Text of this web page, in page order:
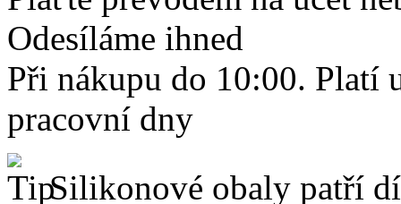
Odesíláme ihned
Při nákupu do 10:00. Platí
pracovní dny
Silikonové obaly patří